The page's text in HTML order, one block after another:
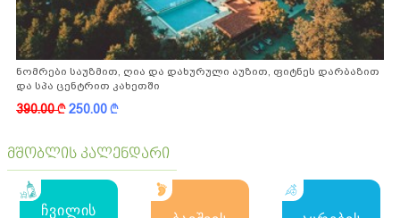
ნომრები საუზმით, ღია და დახურული აუზით, ფიტნეს დარბაზით
და სპა ცენტრით კახეთში
390.00k250.00k
მშობლის კალენდარი
ჩვილის